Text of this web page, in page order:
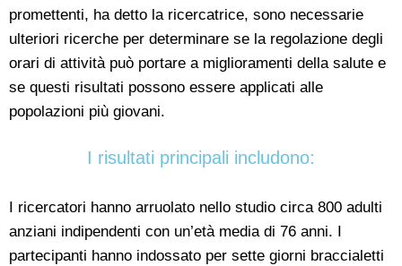
promettenti, ha detto la ricercatrice, sono necessarie
ulteriori ricerche per determinare se la regolazione degli
orari di attività può portare a miglioramenti della salute e
se questi risultati possono essere applicati alle
popolazioni più giovani.
I risultati principali includono:
I ricercatori hanno arruolato nello studio circa 800 adulti
anziani indipendenti con un’età media di 76 anni. I
partecipanti hanno indossato per sette giorni braccialetti